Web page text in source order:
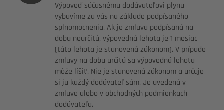
Výpoveď súčasnému dodávateľovi plynu
vybavíme za vás na základe podpísaného
splnomocnenia. Ak je zmluva podpísaná na
dobu neurčitú, výpovedná lehota je 1 mesiac
(táto lehota je stanovená zákonom). V prípade
zmluvy na dobu určitú sa výpovedná lehota
môže líšiť. Nie je stanovená zákonom a určuje
si ju každý dodávateľ sám. Je uvedená v
zmluve alebo v obchodných podmienkach
dodávateľa.